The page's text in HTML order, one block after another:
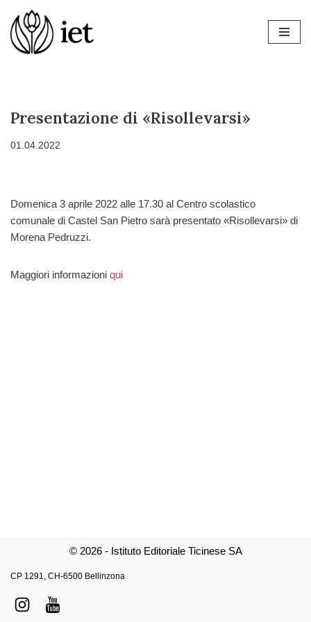
Vai
al
Presentazione di «Risollevarsi»
01.04.2022
Domenica 3 aprile 2022 alle 17.30 al Centro scolastico
comunale di Castel San Pietro sarà presentato «Risollevarsi» di
Morena Pedruzzi.
Maggiori informazioni qui
© 2026 - Istituto Editoriale Ticinese SA
CP 1291, CH-6500 Bellinzona